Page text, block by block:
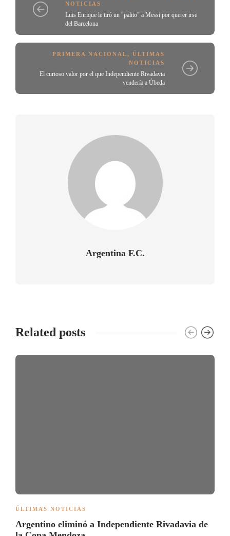
NOTICIAS
Luis Enrique le tiró un "palito" a Messi por querer irse
del Barcelona
PRIMERA NACIONAL, ÚLTIMAS
NOTICIAS
El curioso valor por el que Independiente Rivadavia
vendería a Úbeda
Argentina F.C.
Related posts
ÚLTIMAS NOTICIAS
Argentino eliminó a Independiente Rivadavia de